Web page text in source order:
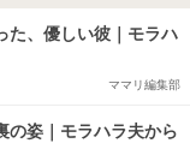
た、優しい彼｜モラハ
ママリ編集部
の姿｜モラハラ夫から